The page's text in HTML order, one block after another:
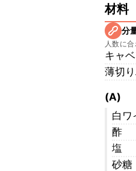
材料
分
人数に
キャ
薄切
(A)
白ワ
酢
塩
砂糖